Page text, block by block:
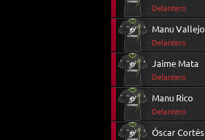
Delantero
Manu Vallejo
Delantero
Jaime Mata
Delantero
Manu Rico
Delantero
Óscar Cortés